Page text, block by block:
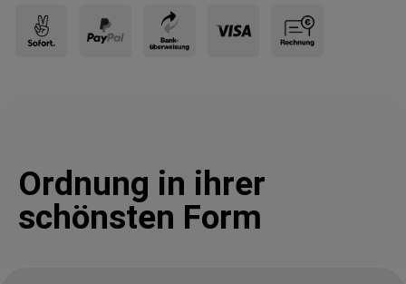
Ordnung in ihrer
schönsten Form